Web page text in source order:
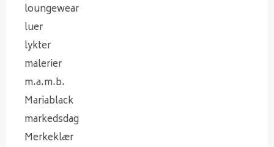
loungewear
luer
lykter
malerier
m.a.m.b.
Mariablack
markedsdag
Merkeklær